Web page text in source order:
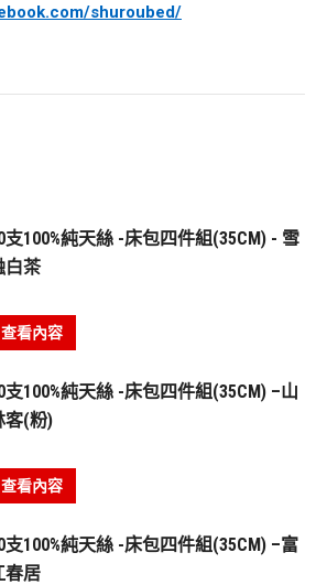
shuroubed/
支100%純天絲 -床包四件組(35CM) - 雪
白茶
查看內容
支100%純天絲 -床包四件組(35CM) –山
客(粉)
查看內容
支100%純天絲 -床包四件組(35CM) –富
春居